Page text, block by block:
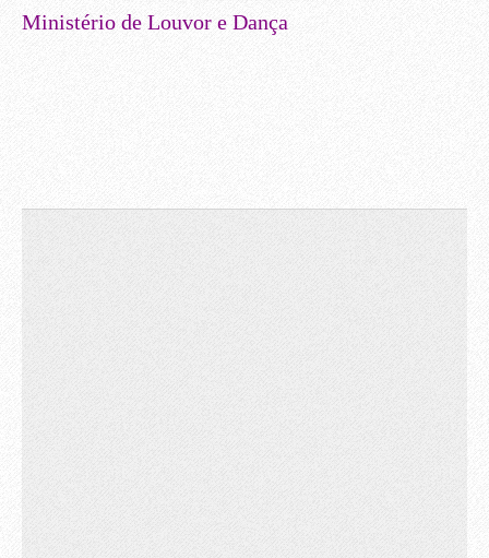
Ministério de Louvor e Dança